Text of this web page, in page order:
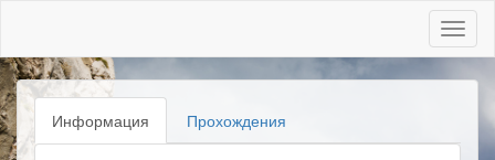
Информация Прохождения